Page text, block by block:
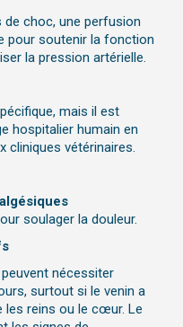
de choc, une perfusion
pour soutenir la fonction
la pression artérielle.
mais il est
hospitalier humain en
cliniques vétérinaires.
soulager la douleur.
nécessiter
surtout si le venin a
reins ou le cœur. Le